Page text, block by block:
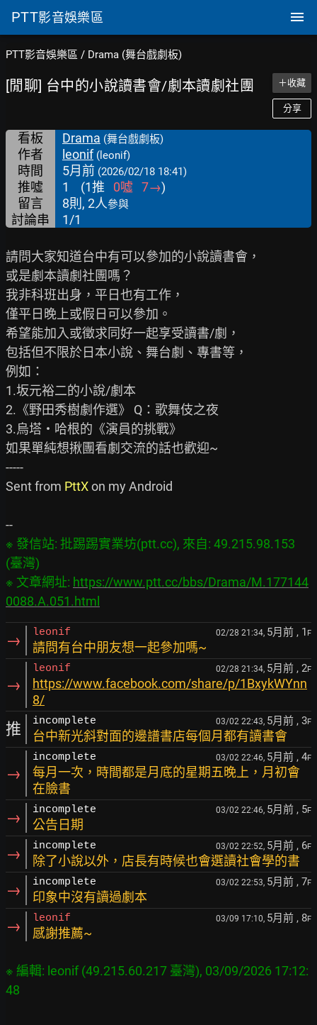
PTT影音娛樂區
PTT影音娛樂區 / Drama (舞台戲劇板)
[閒聊] 台中的小說讀書會/劇本讀劇社團 ＋收藏
分享
看板 Drama (舞台戲劇板)
作者 leonif (leonif)
時間 5月前 (2026/02/18 18:41)
推噓 1 (1推 0噓 7→)
留言
8則, 2人參與
討論串 1/1
請問大家知道台中有可以參加的小說讀書會，
或是劇本讀劇社團嗎？
我非科班出身，平日也有工作，
僅平日晚上或假日可以參加。
希望能加入或徵求同好一起享受讀書/劇，
包括但不限於日本小說、舞台劇、專書等，
例如：
1.坂元裕二的小說/劇本
2.《野田秀樹劇作選》 Q：歌舞伎之夜
3.烏塔‧哈根的《演員的挑戰》
如果單純想揪團看劇交流的話也歡迎~
-----
Sent from PttX on my Android
※ 發信站: 批踢踢實業坊(ptt.cc), 來自: 49.215.98.153
(臺灣)
※ 文章網址: https://www.ptt.cc/bbs/Drama/M.177144
0088.A.051.html
→ leonif 02/28 21:34, 5月前 , 1 F
請問有台中朋友想一起參加嗎~
→
leonif 02/28 21:34, 5月前 , 2F
https://www.facebook.com/share/p/1BxykWYnn
8/
推 incomplete 03/02 22:43, 5月前 , 3F
台中新光斜對面的邊譜書店每個月都有讀書會
→
incomplete 03/02 22:46, 5月前 , 4F
每月一次，時間都是月底的星期五晚上，月初會
在臉書
→ incomplete 03/02 22:46, 5月前 , 5F
公告日期
→ incomplete 03/02 22:52, 5月前 , 6F
除了小說以外，店長有時候也會選讀社會學的書
→ incomplete 03/02 22:53, 5月前 , 7F
印象中沒有讀過劇本
→ leonif 03/09 17:10, 5月前 , 8F
感謝推薦~
※ 編輯: leonif (49.215.60.217 臺灣), 03/09/2026 17:12: